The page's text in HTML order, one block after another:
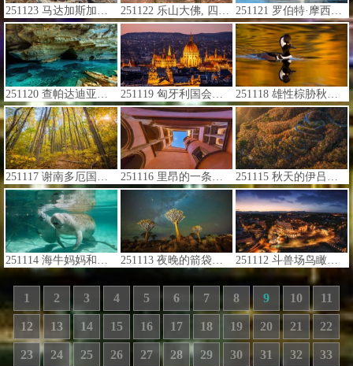
251123 马达加斯加菊石化石 (© ThomasLENNE/Shutterstock) 251122 乐山大佛, 四川, 中国 (© www.anotherdayattheoffice.org/Getty Images) 251121 罗伯特·摩西州立公园的港海豹, 长岛, 纽约, 美国 (© Vicki Jauron, Babylon and Beyond Photography/Getty Images)
251120 查帕达迪亚曼蒂纳国家公园，巴伊亚州，巴西 (© Marcio Dufranc/Getty Images) 251119 匈牙利国会大厦，布达佩斯，匈牙利 (© Alexander Spatari/Getty Images) 251118 雄性棕胁秋沙鸭，俄勒冈州，美国 (© Eric Vogt/TANDEM Stills + Motion)
251117 谢南多厄国家公园的秋色，弗吉尼亚州，美国 (© Michael Ver Sprill/Getty Images) 251116 里昂的一条穿廊，法国 (© TPopova/Getty Images) 法国 251115 秋天的伊吕波坂，日光市，栃木县，日本 (© oneinchpunch/Shutterstock)
251114 海牛妈妈和幼崽，水晶河，佛罗里达州，美国 (© Gregory Sweeney/Getty Images) 251113 夜晚的箭袋树与银河，基特曼斯胡普，纳米比亚 (© Wim van den Heever/naturepl.com) 251112 斗兽场鸟瞰图，罗马，意大利 (© Nico De Pasquale Photography/Getty Images)
1 2 3 4 5 6 7 8 9 10 11
12 13 14 15 16 17 18 19 20 21 22
23 24 25 26 27 28 29 30 31 32 33